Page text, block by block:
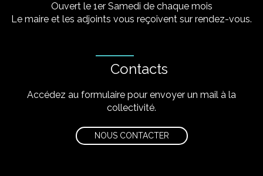
Ouvert le 1er Samedi de chaque mois
Le maire et les adjoints vous reçoivent sur rendez-vous.
Contacts
Accédez au formulaire pour envoyer un mail à la
collectivité.
NOUS CONTACTER